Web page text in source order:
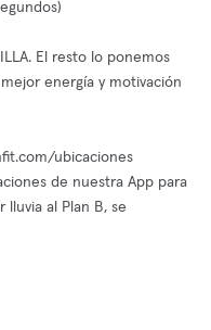
El resto lo ponemos
energía y motivación
ubicaciones
de nuestra App para
al Plan B, se